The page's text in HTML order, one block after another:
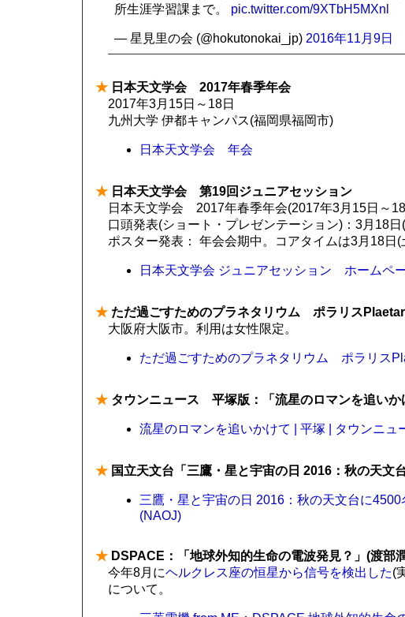
所生涯学習課まで。 pic.twitter.com/9XTbH5MXnl
— 星見里の会 (@hokutonokai_jp) 2016年11月9日
★ 日本天文学会 2017年春季年会
2017年3月15日～18日
九州大学 伊都キャンパス(福岡県福岡市)
日本天文学会 年会
★ 日本天文学会 第19回ジュニアセッション
日本天文学会 2017年春季年会(2017年3月15日～
口頭発表(ショート・プレゼンテーション)：3月18日
ポスター発表： 年会会期中。コアタイムは3月18日(
日本天文学会 ジュニアセッション ホームペ
★ ただ過ごすためのプラネタリウム ポラリス
大阪府大阪市。利用は女性限定。
ただ過ごすためのプラネタリウム ポラリス
★ タウンニュース 平塚版：「流星のロマンを追いか
流星のロマンを追いかけて | 平塚 | タウンニュ
★ 国立天文台「三鷹・星と宇宙の日 2016：秋の天文
三鷹・星と宇宙の日 2016：秋の天文台に
(NAOJ)
★ DSPACE：「地球外知的生命の電波発見？」(渡部
今年8月にヘルクレス座の恒星から信号を検出した(
について。